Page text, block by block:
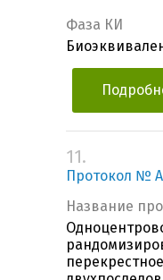
Фаза КИ
11.
Протокол №
Название